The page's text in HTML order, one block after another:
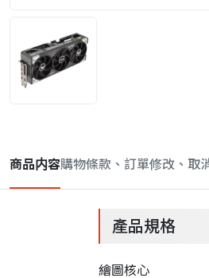
商品内容購物條款、訂單修改、取
產品規格
繪圖核心